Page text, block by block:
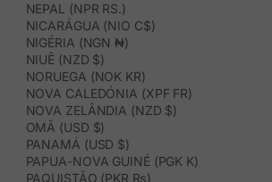
NEPAL (NPR RS.)
NICARÁGUA (NIO C$)
NIGÉRIA (NGN ₦)
NIUÊ (NZD $)
NORUEGA (NOK KR)
NOVA CALEDÓNIA (XPF FR)
NOVA ZELÂNDIA (NZD $)
OMÃ (USD $)
PANAMÁ (USD $)
PAPUA-NOVA GUINÉ (PGK K)
PAQUISTÃO (PKR ₨)